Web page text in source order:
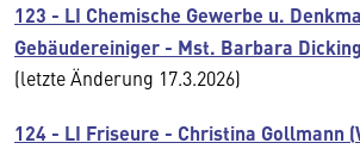
123 - LI Chemische Gewerbe u.
Gebäudereiniger - Mst. Barbara
(letzte Änderung 17.3.2026)
124 - LI Friseure - Christina Gollmann